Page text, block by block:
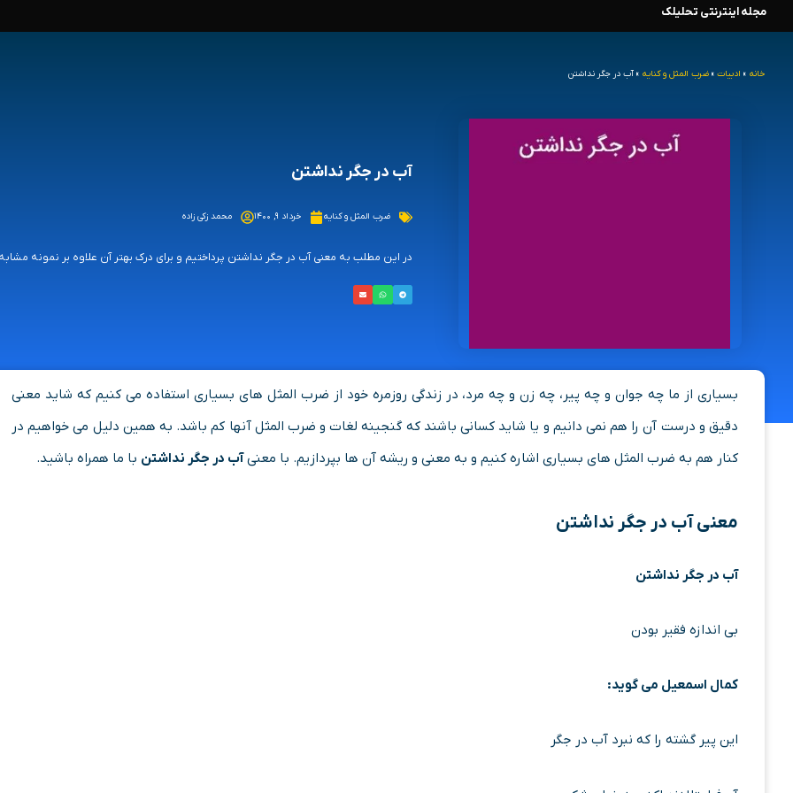
محتوا
مجله اینترنتی تحلیلک
خانه » ادبیات » ضرب المثل و کنایه » آب در جگر نداشتن
آب در جگر نداشتن
ضرب المثل و کنایه خرداد ۹, ۱۴۰۰ محمد زکی زاده
در این مطلب به معنی آب در جگر نداشتن پرداختیم و برای درک بهتر آن علاوه بر نمونه
بسیاری از ما چه جوان و چه پیر، چه زن و چه مرد، در زندگی روزمره خود از ضرب المثل های بسیاری استفاده می کنیم که شاید معنی
دقیق و درست آن را هم نمی دانیم و یا شاید کسانی باشند که گنجینه لغات و ضرب المثل آنها کم باشد. به همین دلیل می خواهیم در
کنار هم به ضرب المثل های بسیاری اشاره کنیم و به معنی و ریشه آن ها بپردازیم. با معنیآب در جگر نداشتن با ما همراه باشید.
معنیآب در جگر نداشتن
آب در جگر نداشتن
بی اندازه فقیر بودن
کمال اسمعیل می گوید:
این پیر گشته را که نبرد آب در جگر